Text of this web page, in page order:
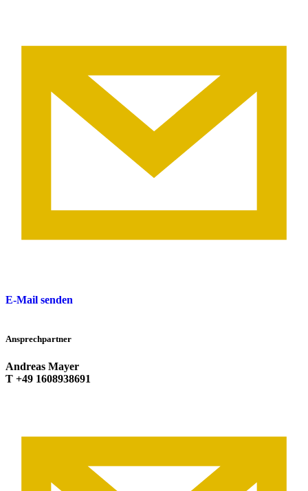
E-Mail senden
Ansprechpartner
Andreas Mayer
T +49 1608938691